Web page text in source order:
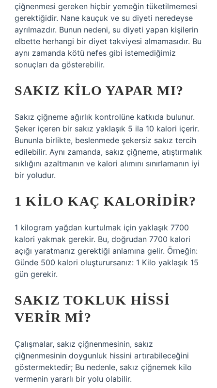
çiğnenmesi gereken hiçbir yemeğin tüketilmemesi
gerektiğidir. Nane kauçuk ve su diyeti neredeyse
ayrılmazdır. Bunun nedeni, su diyeti yapan kişilerin
elbette herhangi bir diyet takviyesi almamasıdır. Bu
aynı zamanda kötü nefes gibi istemediğimiz
sonuçları da gösterebilir.
SAKIZ KILO YAPAR MI?
Sakız çiğneme ağırlık kontrolüne katkıda bulunur.
Şeker içeren bir sakız yaklaşık 5 ila 10 kalori içerir.
Bununla birlikte, beslenmede şekersiz sakız tercih
edilebilir. Aynı zamanda, sakız çiğneme, atıştırmalık
sıklığını azaltmanın ve kalori alımını sınırlamanın iyi
bir yoludur.
1 KILO KAÇ KALORIDIR?
1 kilogram yağdan kurtulmak için yaklaşık 7700
kalori yakmak gerekir. Bu, doğrudan 7700 kalori
açığı yaratmanız gerektiği anlamına gelir. Örneğin:
Günde 500 kalori oluşturursanız: 1 Kilo yaklaşık 15
gün gerekir.
SAKIZ TOKLUK HISSI
VERIR MI?
Çalışmalar, sakız çiğnenmesinin, sakız
çiğnenmesinin doygunluk hissini artırabileceğini
göstermektedir; Bu nedenle, sakız çiğnemek kilo
vermenin yararlı bir yolu olabilir.